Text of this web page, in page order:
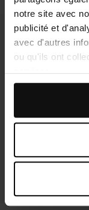
notre site avec
publicité et
avec d'autres
ou qu'ils ont
services.
En outre, nous
publicité et de
page
de Google,